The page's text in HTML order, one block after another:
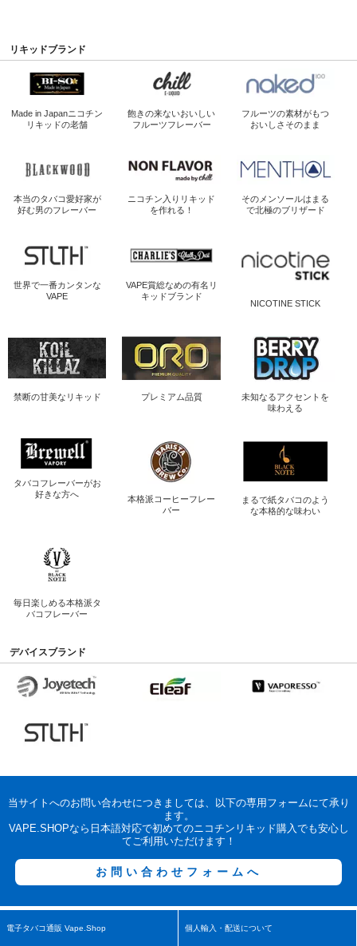
リキッドブランド
Made in Japanニコチン
リキッドの老舗
飽きの来ないおいしい
フルーツフレーバー
フルーツの素材がもつ
おいしさそのまま
本当のタバコ愛好家が
好む男のフレーバー
ニコチン入り リキッド
を作れる！
そのメンソールは まる
で北極のブリザード
世界で一番カンタンな
VAPE
VAPE賞総なめの有名リ
キッドブランド
NICOTINE STICK
禁断の甘美なリキッド プレミアム品質
未知なるアクセントを
味わえる
タバコフレーバーがお
好きな方へ
本格派コーヒーフレー
バー
まるで紙タバコのよう
な本格的な味わい
毎日楽しめる本格派タ
バコフレーバー
デバイスブランド
当サイトへのお問い合わせにつきましては、以下の専用フォームにて承り
ます。
VAPE.SHOPなら日本語対応で初めてのニコチンリキッド購入でも安心し
てご利用いただけます！
お問い合わせフォームへ
電子タバコ通販 Vape.Shop 個人輸入・配送について